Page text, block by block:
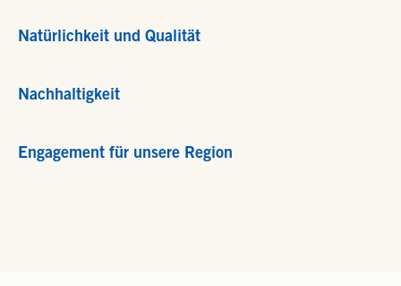
Natürlichkeit und Qualität
Nachhaltigkeit
Engagement für unsere Region